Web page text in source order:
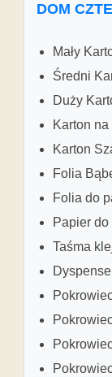
DOM
Mały
Średni
Duży
Karton
Karton
Folia
Folia do
Papier
Taśma